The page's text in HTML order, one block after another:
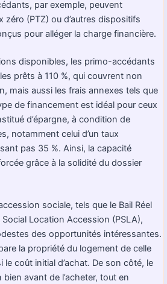
par exemple, peuvent
zéro (PTZ) ou d’autres dispositifs
pour alléger la charge financière.
disponibles, les primo-accédants
prêts à 110 %, qui couvrent non
mais aussi les frais annexes tels que
de financement est idéal pour ceux
d’épargne, à condition de
notamment celui d’un taux
pas 35 %. Ainsi, la capacité
grâce à la solidité du dossier
sociale, tels que le Bail Réel
Social Location Accession (PSLA),
des opportunités intéressantes.
la propriété du logement de celle
coût initial d’achat. De son côté, le
avant de l’acheter, tout en